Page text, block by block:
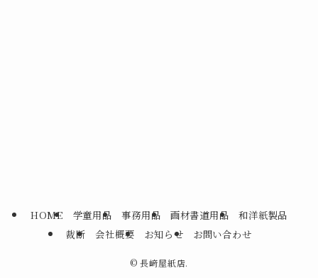
HOME 学童用品 事務用品 画材書道用品
和洋紙製品
裁断
会社概要 お知らせ お問い合わせ
© 長﨑屋紙店.